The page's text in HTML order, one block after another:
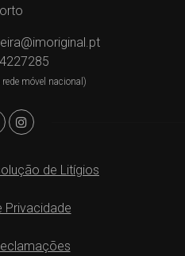
móvel nacional)
de Litígios
Privacidade